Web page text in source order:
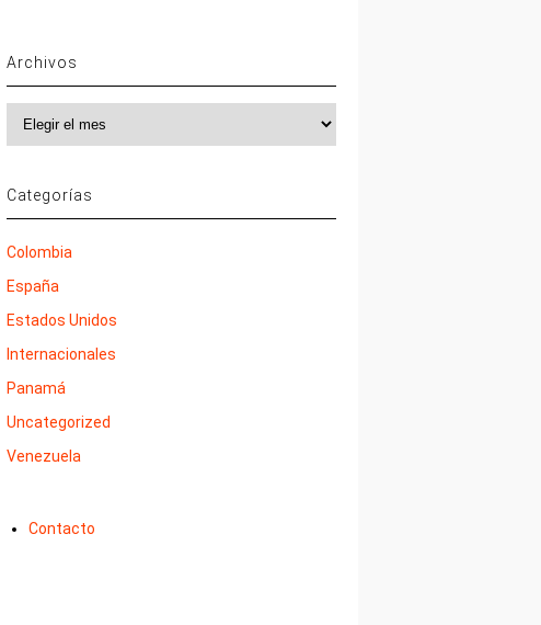
Archivos
Categorías
Colombia
España
Estados Unidos
Internacionales
Panamá
Uncategorized
Venezuela
Contacto